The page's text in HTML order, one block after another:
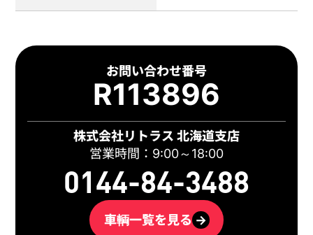
お問い合わせ番号
R113896
株式会社リトラス 北海道支店
営業時間：9:00～18:00
0144-84-3488
車輌一覧を見る →